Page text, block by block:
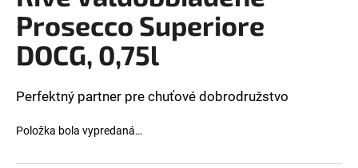
5
hviezdičiek.
Prosecco Superiore
DOCG, 0,75l
Perfektný partner pre chuťové dobrodružstvo
Položka bola vypredaná…
á
j
s
?